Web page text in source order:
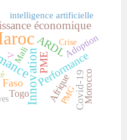
Innovation
économique
Performance
ARDL
PME
Covid-19
Afrique Morocco
Adoption
Togo
intelligence artificielle
VMali
PMG
Crise